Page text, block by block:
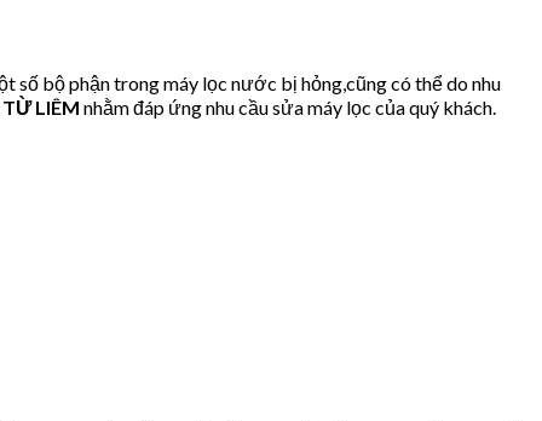
số bộ phận trong máy lọc nước bị hỏng,cũng có thể do nhu
LIÊM nhằm đáp ứng nhu cầu sửa máy lọc của quý khách.